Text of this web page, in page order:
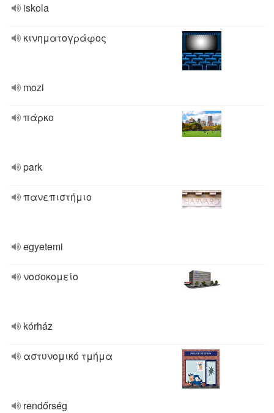
iskola
κινηματογράφος
mozi
πάρκο
park
πανεπιστήμιο
egyetemi
νοσοκομείο
kórház
αστυνομικό τμήμα
rendőrség